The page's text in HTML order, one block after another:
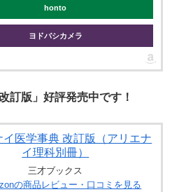
honto
ヨドバシカメラ
訂版」好評発売中です！
イ医学事典 改訂版（アリエナ
イ理科別冊）
三才ブックス
の商品レビュー・口コミを見る